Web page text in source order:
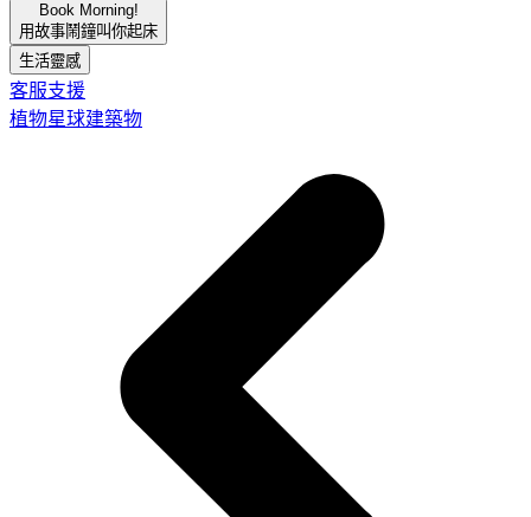
Book Morning!
用故事鬧鐘叫你起床
生活靈感
客服支援
植物星球建築物